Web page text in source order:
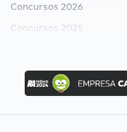
Concursos 2026
Concursos 2025
Concurso Ibama
Concurso MPU
Editais publicados